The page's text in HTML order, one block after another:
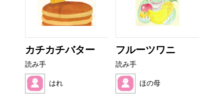
カチカチバター
読み手
はれ
フルーツワニ
読み手
ほの母